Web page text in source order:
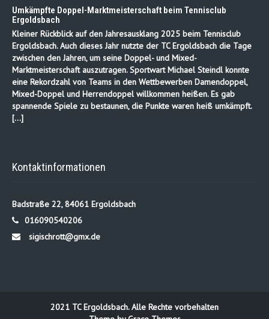
Umkämpfte Doppel-Marktmeisterschaft beim Tennisclub
Ergoldsbach
Kleiner Rückblick auf den Jahresausklang 2025 beim Tennisclub
Ergoldsbach. Auch dieses Jahr nutzte der TC Ergoldsbach die Tage
zwischen den Jahren, um seine Doppel- und Mixed-
Marktmeisterschaft auszutragen. Sportwart Michael Steindl konnte
eine Rekordzahl von Teams in den Wettbewerben Damendoppel,
Mixed-Doppel und Herrendoppel willkommen heißen. Es gab
spannende Spiele zu bestaunen, die Punkte waren heiß umkämpft.
[…]
Kontaktinformationen
Badstraße 22, 84061 Ergoldsbach
016090540206
sigischrott@gmx.de
2021 TC Ergoldsbach. Alle Rechte vorbehalten